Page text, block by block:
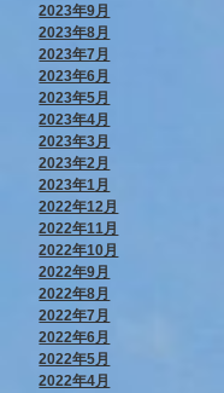
2023年9月
2023年8月
2023年7月
2023年6月
2023年5月
2023年4月
2023年3月
2023年2月
2023年1月
2022年12月
2022年11月
2022年10月
2022年9月
2022年8月
2022年7月
2022年6月
2022年5月
2022年4月